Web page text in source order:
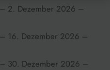
– 2. Dezember 2026 –
– 16. Dezember 2026 –
– 30. Dezember 2026 –